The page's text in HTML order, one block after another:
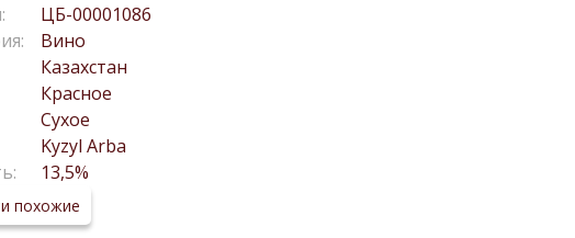
ЦБ-00001086
Вино
Казахстан
Красное
Сухое
Kyzyl Arba
13,5%
похожие